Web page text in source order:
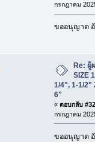
กรกฎาคม
ขออนุญาต
Re: ผู้
SIZE
1/4", 1-1/2"
6"
« ตอบกลับ
กรกฎาคม
ขออนุญาต